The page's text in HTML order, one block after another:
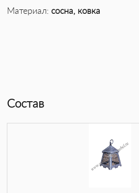
Материал: сосна, ковка
Состав